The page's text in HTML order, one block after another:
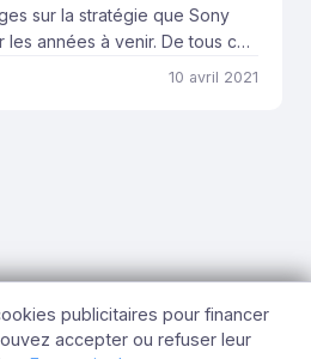
sur la stratégie que Sony
années à venir. De tous ces
vous décryptons ci-dessous,
10 avril 2021
publicitaires pour financer
accepter ou refuser leur